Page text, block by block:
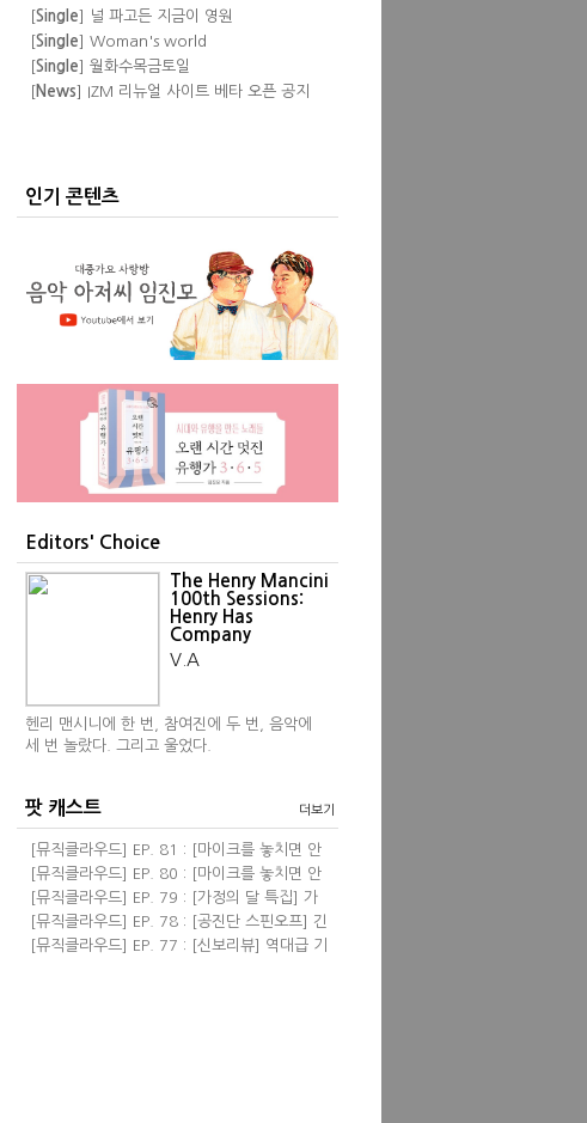
[Single] 널 파고든 지금이 영원
[Single] Woman's world
[Single] 월화수목금토일
[News] IZM 리뉴얼 사이트 베타 오픈 공지
[Single] Don't
[Single] Show pony
인기 콘텐츠
Editors' Choice
The Henry Mancini
100th Sessions:
Henry Has
Company
V.A
헨리 맨시니에 한 번, 참여진에 두 번, 음악에
세 번 놀랐다. 그리고 울었다.
팟 캐스트 더보기
[뮤직클라우드] EP. 81 : [마이크를 놓치면 안
돼!] 영화음악 <프리실라> with 한성현, 염동
교 필자
[뮤직클라우드] EP. 80 : [마이크를 놓치면 안
돼!] 신보 리뷰 wi...
[뮤직클라우드] EP. 79 : [가정의 달 특집] 가
족과 관련된 음악들 &...
[뮤직클라우드] EP. 78 : [공진단 스핀오프] 긴
급 진단! 2024 뮤...
[뮤직클라우드] EP. 77 : [신보리뷰] 역대급 기